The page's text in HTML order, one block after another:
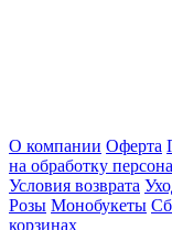
О компании Оферта
на обработку
Условия возврата
Розы Монобукеты
корзинах